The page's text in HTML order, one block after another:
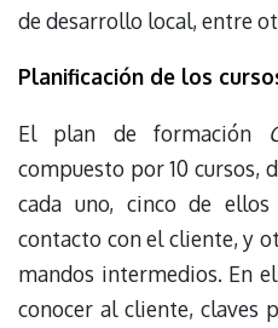
de desarrollo local, entre
Planificación de los
El plan de formación
compuesto por 10 cursos,
cada uno, cinco de
contacto con el cliente, y
mandos intermedios. En
conocer al cliente, claves